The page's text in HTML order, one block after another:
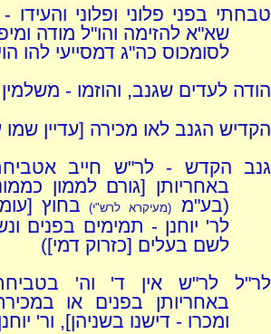
טבחתי בפני פלוני ופלוני והעידו
שא"א להזימה והו"ל מודה
לסומכוס כה"ג דמסייעי להו
הודה לעדים שגנב, והוזמו -
הקדיש הגנב לאו מכירה [עדיין שמו
גנב הקדש - לר"ש חייב
באחריותן [גורם לממון
(בע"מ
(מעיקרא לרש"י) בחוץ
לר' יוחנן - תמימים בפנים
לשם בעלים [כזרוק דמי])
לר"ל לר"ש אין ד' וה'
באחריותן בפנים או
ומכרו - דישנו בשניהן], ור'